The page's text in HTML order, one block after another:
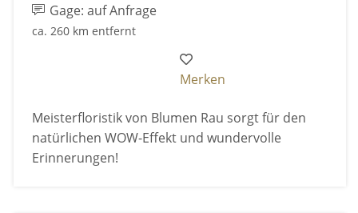
Gage: auf Anfrage
ca. 260 km entfernt
Merken
Meisterfloristik von Blumen Rau sorgt für den
natürlichen WOW-Effekt und wundervolle
Erinnerungen!